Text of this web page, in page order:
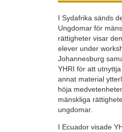
I Sydafrika sänds
Ungdomar för
rättigheter visar
elever under
Johannesburg
YHRI för att
annat material
höja
mänskliga
ungdomar.
I Ecuador visade